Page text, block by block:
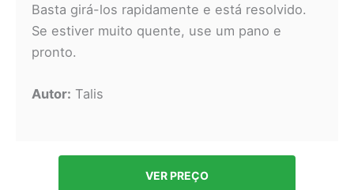
Basta girá-los rapidamente e está resolvido.
Se estiver muito quente, use um pano e
pronto.
Autor: Talis
VER PREÇO